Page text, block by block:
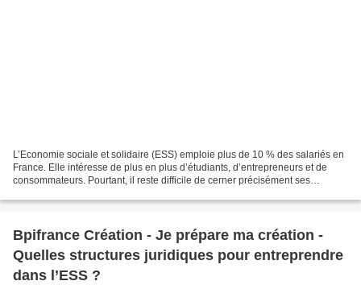
L’Economie sociale et solidaire (ESS) emploie plus de 10 % des salariés en
France. Elle intéresse de plus en plus d’étudiants, d’entrepreneurs et de
consommateurs. Pourtant, il reste difficile de cerner précisément ses
Bpifrance Création - Je prépare ma création -
Quelles structures juridiques pour entreprendre
dans l’ESS ?